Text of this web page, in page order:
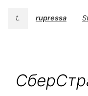
t. rupressa